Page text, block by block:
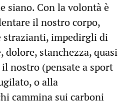
siano. Con la volontà è
il nostro corpo,
strazianti, impedirgli di
dolore, stanchezza, quasi
nostro (pensate a sport
o alla
cammina sui carboni